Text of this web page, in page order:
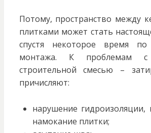
Потому, пространство между
плитками может стать
спустя некоторое время
монтажа. К проблемам с
строительной смесью –
причисляют:
нарушение гидроизоляции,
намокание плитки;